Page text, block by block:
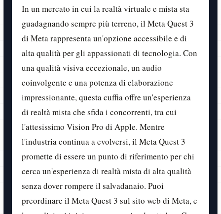
In un mercato in cui la realtà virtuale e mista sta
guadagnando sempre più terreno, il Meta Quest 3
di Meta rappresenta un'opzione accessibile e di
alta qualità per gli appassionati di tecnologia. Con
una qualità visiva eccezionale, un audio
coinvolgente e una potenza di elaborazione
impressionante, questa cuffia offre un'esperienza
di realtà mista che sfida i concorrenti, tra cui
l'attesissimo Vision Pro di Apple. Mentre
l'industria continua a evolversi, il Meta Quest 3
promette di essere un punto di riferimento per chi
cerca un'esperienza di realtà mista di alta qualità
senza dover rompere il salvadanaio. Puoi
preordinare il Meta Quest 3 sul sito web di Meta, e